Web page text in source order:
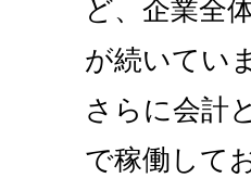
ど、企業全
が続いてい
さらに会計
で稼働して